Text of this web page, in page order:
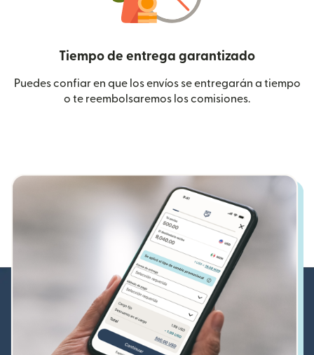
Tiempo de entrega garantizado
Puedes confiar en que los envíos se entregarán a tiempo
o te reembolsaremos los comisiones.